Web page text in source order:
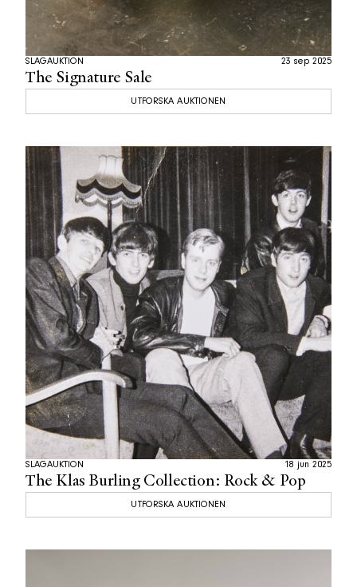
The Signature Sale
SLAGAUKTION 23 sep 2025
UTFORSKA AUKTIONEN
The Klas Burling Collection: Rock & Pop
SLAGAUKTION 18 jun 2025
UTFORSKA AUKTIONEN